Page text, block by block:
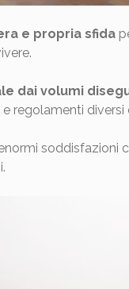
e propria sfida
dai volumi
regolamenti
soddisfazioni